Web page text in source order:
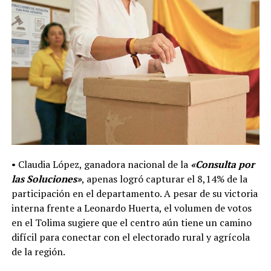
• Claudia López, ganadora nacional de la «Consulta por
las Soluciones», apenas logró capturar el 8,14% de la
participación en el departamento. A pesar de su victoria
interna frente a Leonardo Huerta, el volumen de votos
en el Tolima sugiere que el centro aún tiene un camino
difícil para conectar con el electorado rural y agrícola
de la región.